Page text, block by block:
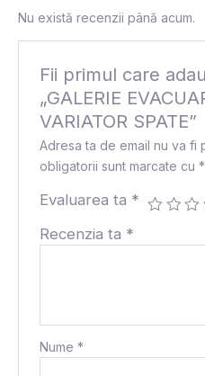
Nu există recenzii până acum.
Fii primul care
„GALERIE
VARIATOR SPATE”
Adresa ta de email nu va fi
obligatorii sunt marcate cu*
Evaluarea ta *
Recenzia ta *
Nume*